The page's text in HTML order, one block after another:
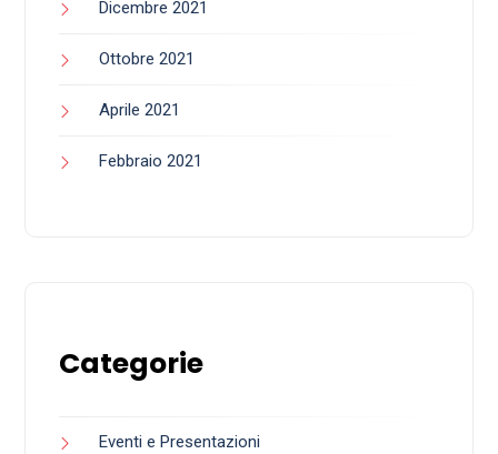
Dicembre 2021
Ottobre 2021
Aprile 2021
Febbraio 2021
Categorie
Eventi e Presentazioni